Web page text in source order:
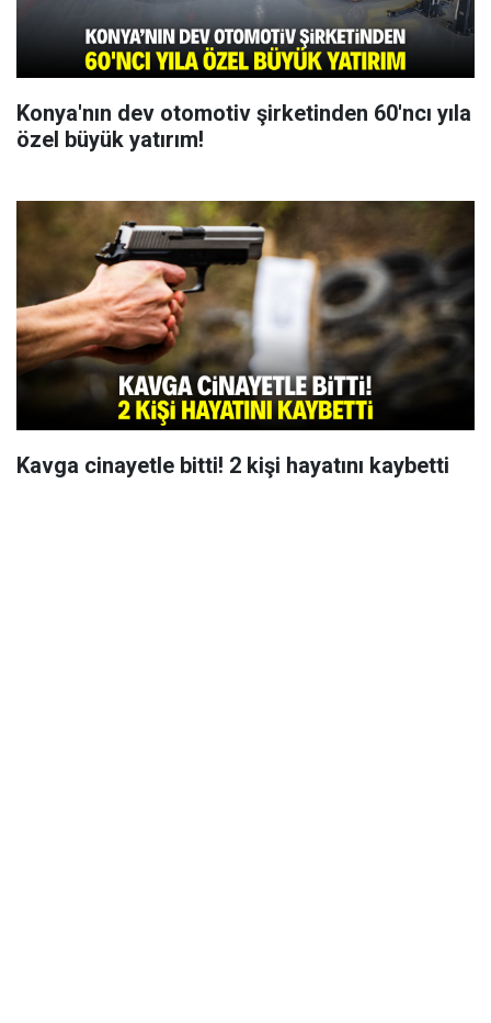
Konya'nın dev otomotiv şirketinden 60'ncı yıla
özel büyük yatırım!
Kavga cinayetle bitti! 2 kişi hayatını kaybetti